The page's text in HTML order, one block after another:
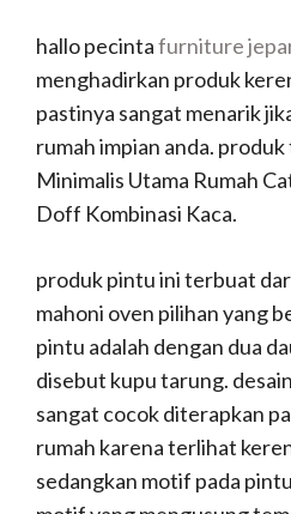
hallo pecintafurniture
menghadirkan produk
pastinya sangat menarik
rumah impian anda.
Minimalis Utama Rumah
Doff Kombinasi Kaca.
produk pintu ini terbuat
mahoni oven pilihan yang
pintu adalah dengan dua
disebut kupu tarung.
sangat cocok diterapkan
rumah karena terlihat
sedangkan motif pada